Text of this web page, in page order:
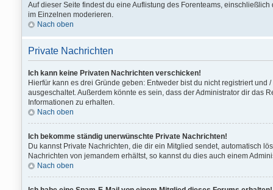
Auf dieser Seite findest du eine Auflistung des Forenteams,
im Einzelnen moderieren.
Nach oben
Private Nachrichten
Ich kann keine Privaten Nachrichten verschicken!
Hierfür kann es drei Gründe geben: Entweder bist du nicht registriert
ausgeschaltet. Außerdem könnte es sein, dass der Administrator dir das
Informationen zu erhalten.
Nach oben
Ich bekomme ständig unerwünschte Private Nachrichten!
Du kannst Private Nachrichten, die dir ein Mitglied sendet, automatisch
Nachrichten von jemandem erhältst, so kannst du dies auch einem
Nach oben